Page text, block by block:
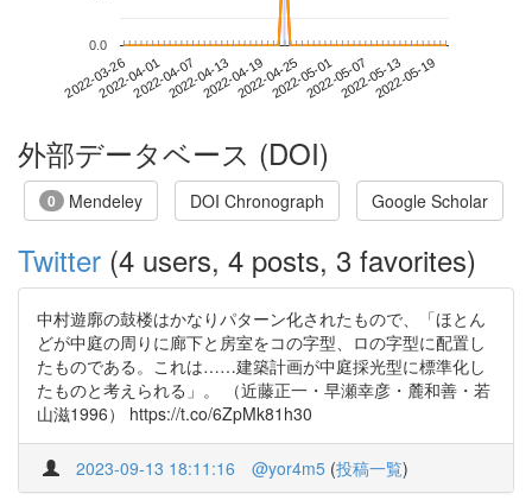
2022-03-262022-04-012022-04-072022-04-132022-04-192022-04-252022-05-012022-05-072022-05-132022-05-19
0.0
外部データベース (DOI)
0 Mendeley DOI Chronograph Google Scholar
Twitter (4 users, 4 posts, 3 favorites)
中村遊廓の鼓楼はかなりパターン化されたもので、「ほとん
どが中庭の周りに廊下と房室をコの字型、ロの字型に配置し
たものである。これは……建築計画が中庭採光型に標準化し
たものと考えられる」。 （近藤正一・早瀬幸彦・麓和善・若
山滋1996） https://t.co/6ZpMk81h30
2023-09-13 18:11:16 @yor4m5 (投稿一覧)